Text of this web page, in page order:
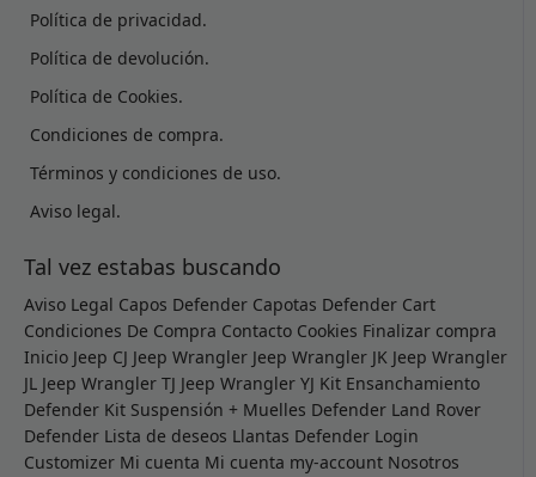
Política de privacidad.
Política de devolución.
Política de Cookies.
Condiciones de compra.
Términos y condiciones de uso.
Aviso legal.
Tal vez estabas buscando
Aviso Legal Capos Defender Capotas Defender Cart
Condiciones De Compra Contacto Cookies Finalizar compra
Inicio Jeep CJ Jeep Wrangler Jeep Wrangler JK Jeep Wrangler
JL Jeep Wrangler TJ Jeep Wrangler YJ Kit Ensanchamiento
Defender Kit Suspensión + Muelles Defender Land Rover
Defender Lista de deseos Llantas Defender Login
Customizer Mi cuenta Mi cuenta my-account Nosotros